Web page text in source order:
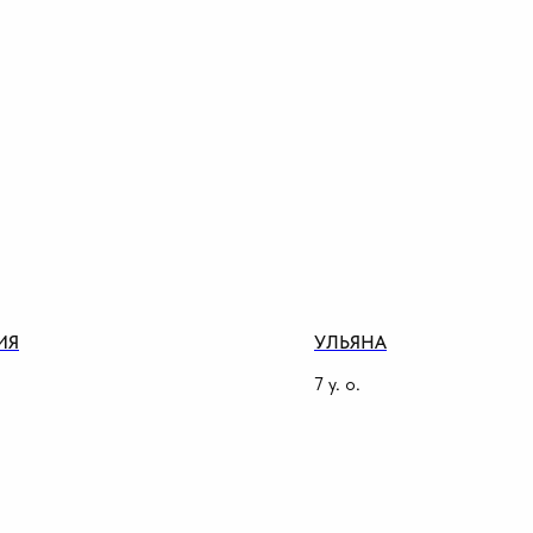
УЛЬЯНА
7 y. o.